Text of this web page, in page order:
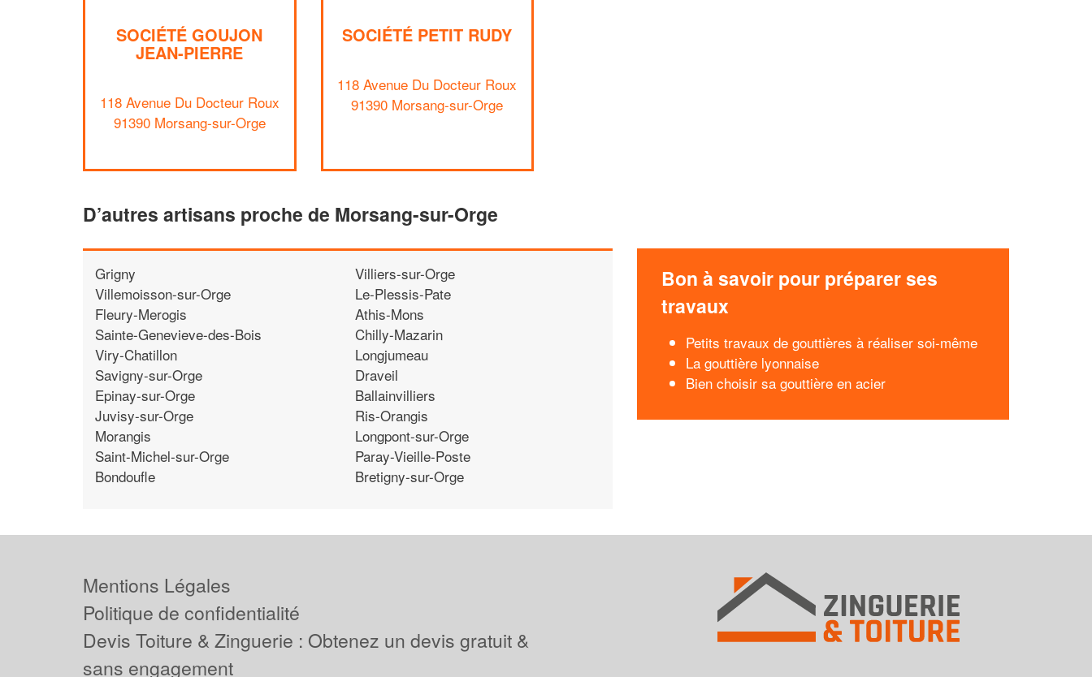
SOCIÉTÉ GOUJON
JEAN-PIERRE
118 Avenue Du Docteur Roux
91390 Morsang-sur-Orge
SOCIÉTÉ PETIT RUDY
118 Avenue Du Docteur Roux
91390 Morsang-sur-Orge
D’autres artisans proche de Morsang-sur-Orge
Grigny
Villemoisson-sur-Orge
Fleury-Merogis
Sainte-Genevieve-des-Bois
Viry-Chatillon
Savigny-sur-Orge
Epinay-sur-Orge
Juvisy-sur-Orge
Morangis
Saint-Michel-sur-Orge
Bondoufle
Villiers-sur-Orge
Le-Plessis-Pate
Athis-Mons
Chilly-Mazarin
Longjumeau
Draveil
Ballainvilliers
Ris-Orangis
Longpont-sur-Orge
Paray-Vieille-Poste
Bretigny-sur-Orge
Bon à savoir pour préparer ses
travaux
Petits travaux de gouttières à réaliser soi-même
La gouttière lyonnaise
Bien choisir sa gouttière en acier
Mentions Légales
Politique de confidentialité
Devis Toiture & Zinguerie : Obtenez un devis gratuit &
sans engagement